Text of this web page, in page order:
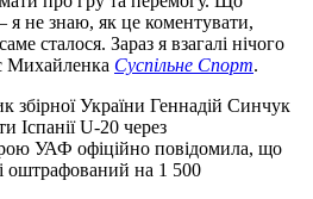
– я не знаю, як це коментувати,
сталося. Зараз я взагалі нічого
Михайленка Суспільне Спорт.
збірної України Геннадій Синчук
Іспанії U-20 через
УАФ офіційно повідомила, що
оштрафований на 1 500